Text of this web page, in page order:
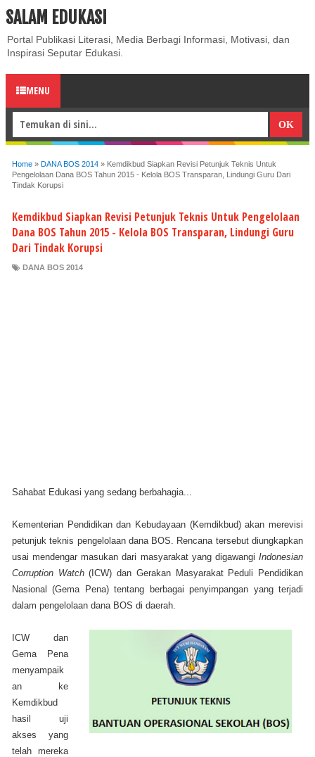
ABOUT CONTACT US
SALAM EDUKASI
Portal Publikasi Literasi, Media Berbagi Informasi, Motivasi, dan
Inspirasi Seputar Edukasi.
MENU
Home » DANA BOS 2014 » Kemdikbud Siapkan Revisi Petunjuk Teknis Untuk
Pengelolaan Dana BOS Tahun 2015 - Kelola BOS Transparan, Lindungi Guru Dari
Tindak Korupsi
Kemdikbud Siapkan Revisi Petunjuk Teknis Untuk Pengelolaan
Dana BOS Tahun 2015 - Kelola BOS Transparan, Lindungi Guru
Dari Tindak Korupsi
DANA BOS 2014
Sahabat Edukasi yang sedang berbahagia...
Kementerian Pendidikan dan Kebudayaan (Kemdikbud) akan merevisi
petunjuk teknis pengelolaan dana BOS. Rencana tersebut diungkapkan
usai mendengar masukan dari masyarakat yang digawangi Indonesian
Corruption Watch(ICW) dan Gerakan Masyarakat Peduli Pendidikan
Nasional (Gema Pena) tentang berbagai penyimpangan yang terjadi
dalam pengelolaan dana BOS di daerah.
ICW dan
Gema Pena
menyampaik
an ke
Kemdikbud
hasil uji
akses yang
telah mereka